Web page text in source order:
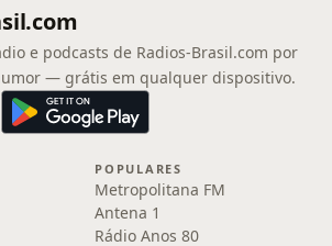
e podcasts de Radios-Brasil.com por
— grátis em qualquer dispositivo.
POPULARES
Metropolitana FM
Antena 1
Rádio Anos 80